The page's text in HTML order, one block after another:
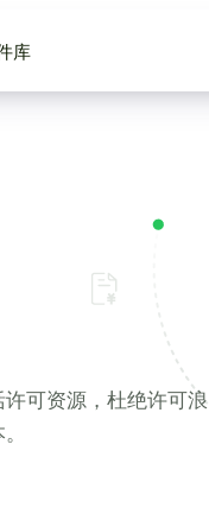
库
可资源，杜绝许可浪